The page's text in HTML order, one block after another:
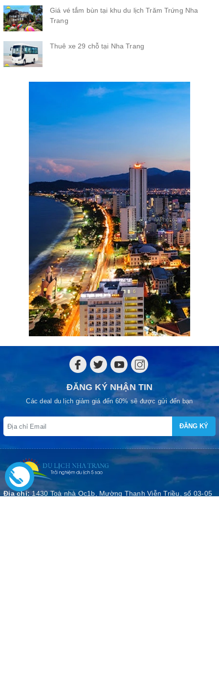
Giá vé tắm bùn tại khu du lịch Trăm Trứng Nha
Trang
Thuê xe 29 chỗ tại Nha Trang
ĐĂNG KÝ NHẬN TIN
Các deal du lịch giảm giá đến 60% sẽ được gửi đến bạn
ĐĂNG KÝ
Địa chỉ:1430 Toà nhà Oc1b, Mường Thanh Viễn Triều, số 03-05